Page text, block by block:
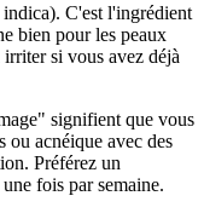
C'est l'ingrédient
bien pour les peaux
irriter si vous avez déjà
signifient que vous
ou acnéique avec des
Préférez un
fois par semaine.